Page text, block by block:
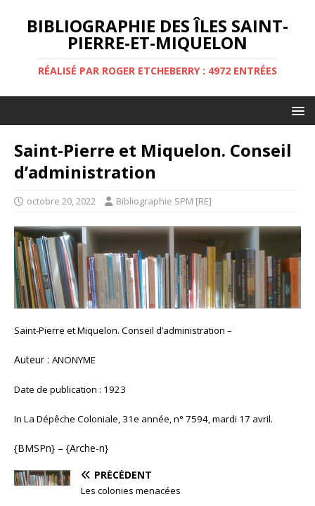
BIBLIOGRAPHIE DES ÎLES SAINT-
PIERRE-ET-MIQUELON
RÉALISÉ PAR ROGER ETCHEBERRY : 4972 ENTRÉES
Saint-Pierre et Miquelon. Conseil
d’administration
octobre 20, 2022 Bibliographie SPM [RE]
Saint-Pierre et Miquelon. Conseil d’administration –
Auteur : ANONYME
Date de publication : 1923
In La Dépêche Coloniale, 31e année, n° 7594, mardi 17 avril.
{BMSPn} – {Arche-n}
PRÉCÉDENT
Les colonies menacées